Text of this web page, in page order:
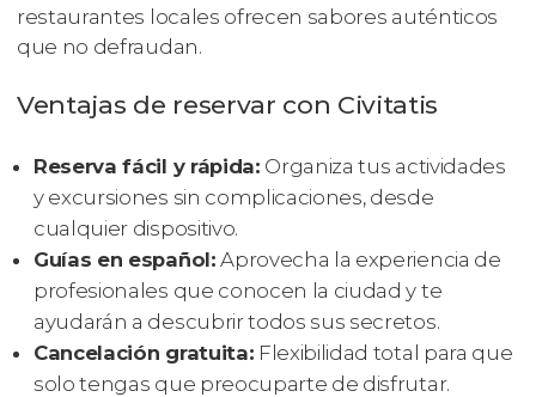
restaurantes locales ofrecen sabores auténticos
que no defraudan.
Ventajas de reservar con Civitatis
Reserva fácil y rápida: Organiza tus actividades
y excursiones sin complicaciones, desde
cualquier dispositivo.
Guías en español: Aprovecha la experiencia de
profesionales que conocen la ciudad y te
ayudarán a descubrir todos sus secretos.
Cancelación gratuita: Flexibilidad total para que
solo tengas que preocuparte de disfrutar.